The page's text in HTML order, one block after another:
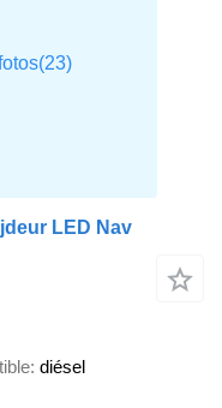
LED Nav
diésel